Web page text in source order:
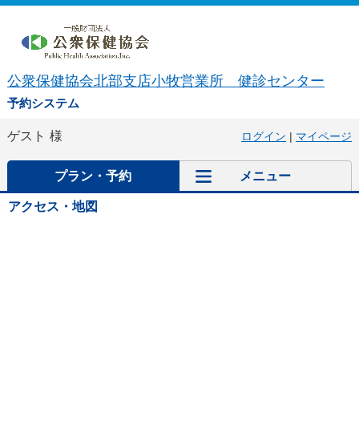
公衆保健協会北部支店小牧営業所 健診センター
予約システム
ゲスト 様 ログイン | マイページ
プラン・予約 メニュー
アクセス・地図